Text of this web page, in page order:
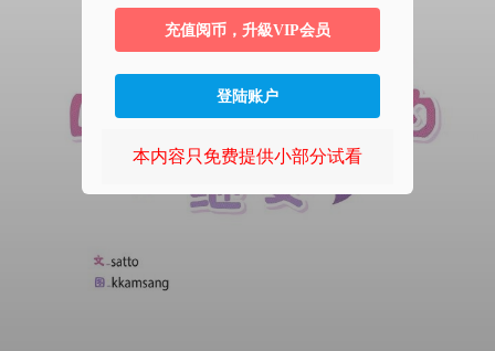
充值阅币，升級VIP会员
登陆账户
本内容只免费提供小部分试看